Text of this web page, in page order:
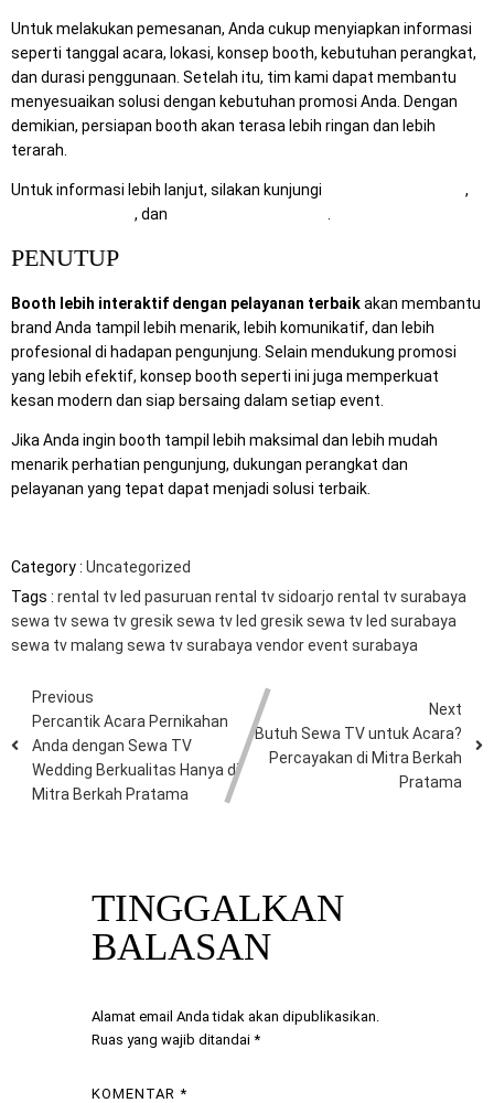
Untuk melakukan pemesanan, Anda cukup menyiapkan informasi
seperti tanggal acara, lokasi, konsep booth, kebutuhan perangkat,
dan durasi penggunaan. Setelah itu, tim kami dapat membantu
menyesuaikan solusi dengan kebutuhan promosi Anda. Dengan
demikian, persiapan booth akan terasa lebih ringan dan lebih
terarah.
Untuk informasi lebih lanjut, silakan kunjungi
,
, dan
PENUTUP
Booth lebih interaktif dengan pelayanan terbaikakan membantu
brand Anda tampil lebih menarik, lebih komunikatif, dan lebih
profesional di hadapan pengunjung. Selain mendukung promosi
yang lebih efektif, konsep booth seperti ini juga memperkuat
kesan modern dan siap bersaing dalam setiap event.
Jika Anda ingin booth tampil lebih maksimal dan lebih mudah
menarik perhatian pengunjung, dukungan perangkat dan
pelayanan yang tepat dapat menjadi solusi terbaik.
Category : Uncategorized
Tags : rental tv led pasuruan rental tv sidoarjo rental tv surabaya
sewa tvsewa tv gresiksewa tv led gresiksewa tv led surabaya
sewa tv malang sewa tv surabaya vendor event surabaya
Previous
Percantik Acara Pernikahan
Anda dengan Sewa TV
Wedding Berkualitas Hanya di
Mitra Berkah Pratama
Next
Butuh Sewa TV untuk Acara?
Percayakan di Mitra Berkah
Pratama
TINGGALKAN
BALASAN
Alamat email Anda tidak akan dipublikasikan.
Ruas yang wajib ditandai *
KOMENTAR *